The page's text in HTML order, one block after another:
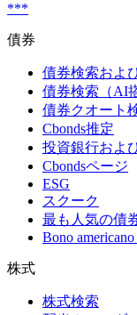
***
債券
債券検索およ
債券検索（AI
債券クオート
Cbonds推定
投資銀行およ
Cbondsページ
ESG
スクーク
最も人気の債
Bono americano
株式
株式検索